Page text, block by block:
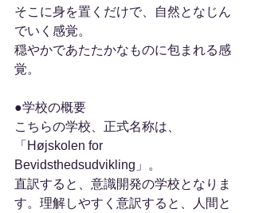
そこに身を置くだけで、自然となじん
でいく感覚。
穏やかであたたかなものに包まれる感
覚。
●学校の概要
こちらの学校、正式名称は、
「Højskolen for
Bevidsthedsudvikling」。
直訳すると、意識開発の学校となりま
す。理解しやすく意訳すると、人間と